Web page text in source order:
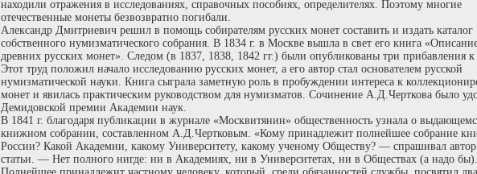
находили отражения в исследованиях, справочных пособиях, определителях. Поэтому многие
отечественные монеты безвозвратно погибали.
Александр Дмитриевич решил в помощь собирателям русских монет составить и издать каталог
собственного нумизматического собрания. В 1834 г. в Москве вышла в свет его книга
древних русских монет». Следом (в 1837, 1838, 1842 гг.) были опубликованы три прибавления к
Этот труд положил начало исследованию русских монет, а его автор стал основателем русской
нумизматической науки. Книга сыграла заметную роль в пробуждении интереса к
монет и явилась практическим руководством для нумизматов. Сочинение А.Д.Черткова было
Демидовской премии Академии наук.
В 1841 г. благодаря публикации в журнале «Москвитянин» общественность узнала о
книжном собрании, составленном А.Д.Чертковым. «Кому принадлежит полнейшее собрание
России? Какой Академии, какому Университету, какому ученому Обществу? — спрашивал автор
статьи. — Нет полного нигде: ни в Академиях, ни в Университетах, ни в Обществах (а надо бы).